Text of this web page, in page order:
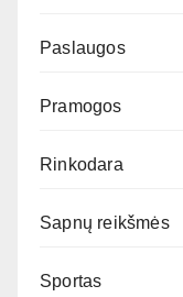
Paslaugos
Pramogos
Rinkodara
Sapnų reikšmės
Sportas